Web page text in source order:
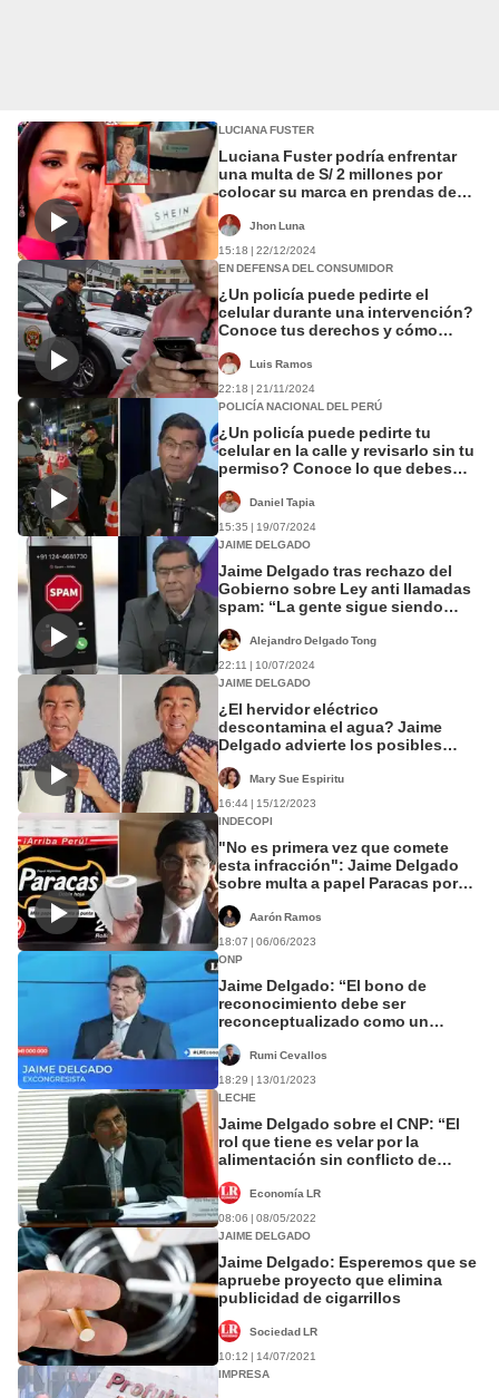
LUCIANA FUSTER
Luciana Fuster podría enfrentar
una multa de S/ 2 millones por
colocar su marca en prendas de
Jhon Luna
15:18 | 22/12/2024
EN DEFENSA DEL CONSUMIDOR
¿Un policía puede pedirte el
celular durante una intervención?
Conoce tus derechos y cómo
Luis Ramos
22:18 | 21/11/2024
POLICÍA NACIONAL DEL PERÚ
¿Un policía puede pedirte tu
celular en la calle y revisarlo sin tu
permiso? Conoce lo que debes
Daniel Tapia
15:35 | 19/07/2024
JAIME DELGADO
Jaime Delgado tras rechazo del
Gobierno sobre Ley anti llamadas
spam: “La gente sigue siendo
Alejandro Delgado Tong
22:11 | 10/07/2024
JAIME DELGADO
¿El hervidor eléctrico
descontamina el agua? Jaime
Delgado advierte los posibles
Mary Sue Espiritu
16:44 | 15/12/2023
INDECOPI
"No es primera vez que comete
esta infracción": Jaime Delgado
sobre multa a papel Paracas por
Aarón Ramos
18:07 | 06/06/2023
ONP
Jaime Delgado: “El bono de
reconocimiento debe ser
reconceptualizado como un
gobierno”
Rumi Cevallos
18:29 | 13/01/2023
LECHE
Jaime Delgado sobre el CNP: “El
rol que tiene es velar por la
alimentación sin conflicto de
Economía LR
08:06 | 08/05/2022
JAIME DELGADO
Jaime Delgado: Esperemos que se
apruebe proyecto que elimina
publicidad de cigarrillos
Sociedad LR
10:12 | 14/07/2021
IMPRESA